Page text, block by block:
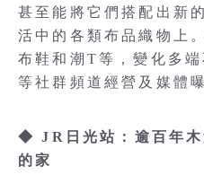
甚至能將它們搭配出新
活中的各類布品織物上
布鞋和潮T等，變化多
等社群頻道經營及媒體
◆ JR日光站：逾百年木
的家